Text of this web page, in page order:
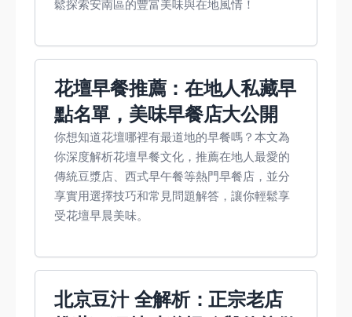
鬆探索安南區的豐富美味與在地風情！
花壇早餐推薦：在地人私藏早
點名單，美味早餐店大公開
你想知道花壇哪裡有最道地的早餐嗎？本文為
你深度解析花壇早餐文化，推薦在地人最愛的
傳統豆漿店、西式早午餐等熱門早餐店，並分
享實用選擇技巧和常見問題解答，讓你輕鬆享
受花壇早晨美味。
北京豆汁 全解析：正宗老店